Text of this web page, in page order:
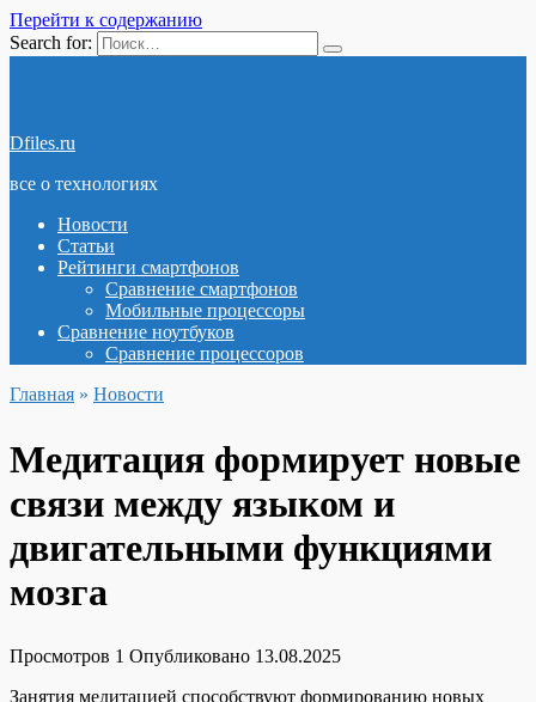
Перейти к содержанию
Search for:
Dfiles.ru
все о технологиях
Новости
Статьи
Рейтинги смартфонов
Сравнение смартфонов
Мобильные процессоры
Сравнение ноутбуков
Сравнение процессоров
Главная » Новости
Медитация формирует новые
связи между языком и
двигательными функциями
мозга
Просмотров 1 Опубликовано 13.08.2025
Занятия медитацией способствуют формированию новых